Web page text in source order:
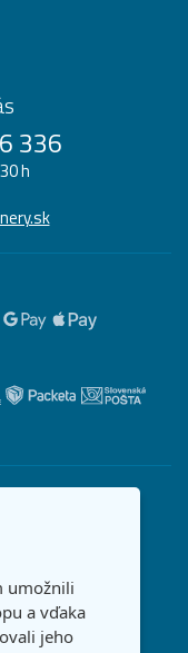
336
h
umožnili
a vďaka
jeho